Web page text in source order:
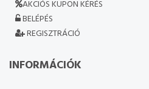
AKCIÓS KUPON KÉRÉS
BELÉPÉS
REGISZTRÁCIÓ
INFORMÁCIÓK